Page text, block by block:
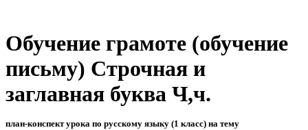
Обучение грамоте (обучение
письму) Строчная и
заглавная буква Ч,ч.
план-конспект урока по русскому языку (1 класс) на тему